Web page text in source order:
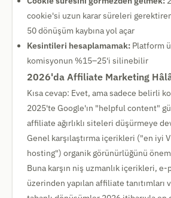
cookie'si uzun karar süreleri
50 dönüşüm kaybına yol açar
Kesintileri hesaplamamak: Platform
komisyonun %15–25'i silinebilir
2026'da Affiliate Marketing Hâlâ
Kısa cevap: Evet, ama sadece belirli
2025'te Google'ın "helpful content"
affiliate ağırlıklı siteleri düşürmeye
Genel karşılaştırma içerikleri ("en iyi
hosting") organik görünürlüğünü
Buna karşın niş uzmanlık içerikleri,
üzerinden yapılan affiliate tanıtımları